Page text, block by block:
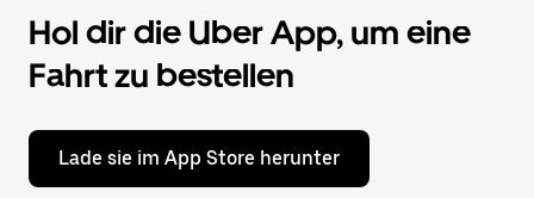
Hol dir die Uber App, um eine
Fahrt zu bestellen
Lade sie im App Store herunter